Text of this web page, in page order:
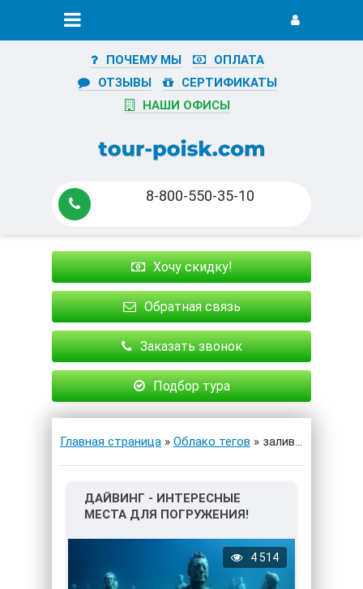
ПОЧЕМУ МЫ
ОПЛАТА
ОТЗЫВЫ
СЕРТИФИКАТЫ
НАШИ ОФИСЫ
8-800-550-35-10
Хочу скидку!
Обратная связь
Заказать звонок
Подбор тура
Главная страница » Облако тегов » залив Мальборо
ДАЙВИНГ - ИНТЕРЕСНЫЕ
МЕСТА ДЛЯ ПОГРУЖЕНИЯ!
4 514